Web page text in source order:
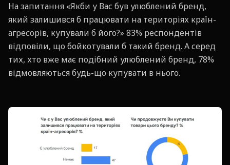
На запитання «Якби у Вас був улюблений бренд,
який залишився б працювати на територіях країн-
агресорів, купували б його?» 83% респондентів
відповіли, що бойкотували б такий бренд. А серед
тих, хто вже має подібний улюблений бренд, 78%
відмовляються будь-що купувати в нього.